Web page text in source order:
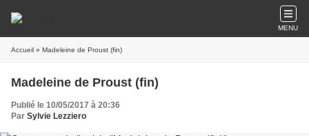
MENU
Accueil » Madeleine de Proust (fin)
Madeleine de Proust (fin)
Publié le 10/05/2017 à 20:36
Par Sylvie Lezziero